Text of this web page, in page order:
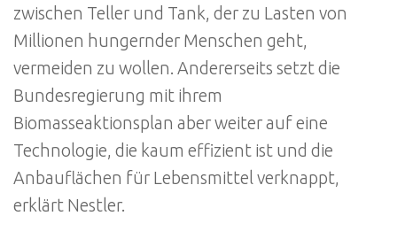
zwischen Teller und Tank, der zu Lasten von
Millionen hungernder Menschen geht,
vermeiden zu wollen. Andererseits setzt die
Bundesregierung mit ihrem
Biomasseaktionsplan aber weiter auf eine
Technologie, die kaum effizient ist und die
Anbauflächen für Lebensmittel verknappt,
erklärt Nestler.